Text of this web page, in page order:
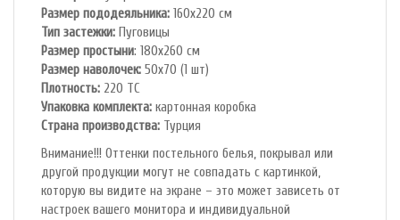
Размер пододеяльника: 160х220 см
Тип застежки: Пуговицы
Размер простыни: 180х260 см
Размер наволочек: 50х70 (1 шт)
Плотность: 220 ТС
Упаковка комплекта: картонная коробка
Cтрана производства: Турция
Внимание!!! Оттенки постельного белья, покрывал или
другой продукции могут не совпадать с картинкой,
которую вы видите на экране – это может зависеть от
настроек вашего монитора и индивидуальной